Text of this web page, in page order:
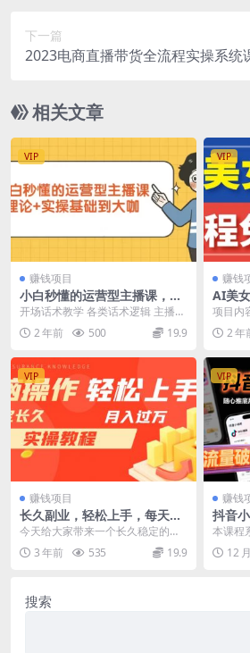
下一篇
2023电商直播带货全流程实操系统
相关文章
VIP
赚钱项目
小白秒懂的运营型主播课，理
论+实操基础到大咖（7节视频
课）
开场话术教学 各类话术逻辑 主播复
盘教学 直播间玩法 拆解对标直播间
话术 课程内...
2 年前 500 19.9
VIP
赚钱
AI美
单，
项目内
mp4 2
... 2 年
VIP
赚钱项目
长久副业，轻松上手，每天花
一个小时发营销邮件月入1000
今天给大家带来一个长久稳定的副
业项目。 利用闲暇时间，发送营销
邮件，累计客户赚取...
3 年前 535 19.9
VIP
赚钱
抖音
层逻
本课程
付费投
12
搜索